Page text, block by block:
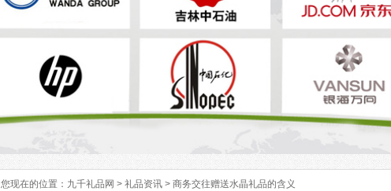
您现在的位置： 九千礼品网 > 礼品资讯 > 商务交往赠送水晶礼品的含义